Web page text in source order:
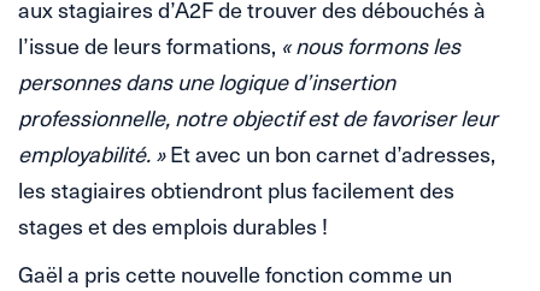
aux stagiaires d’A2F de trouver des débouchés à
l’issue de leurs formations, « nous formons les
personnes dans une logique d’insertion
professionnelle, notre objectif est de favoriser leur
employabilité. »Et avec un bon carnet d’adresses,
les stagiaires obtiendront plus facilement des
stages et des emplois durables !
Gaël a pris cette nouvelle fonction comme un